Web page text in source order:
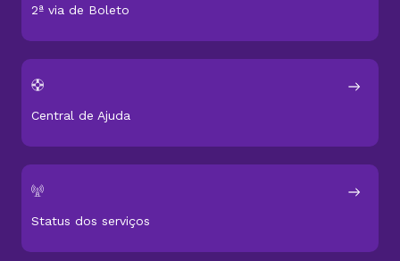
2ª via de Boleto
Central de Ajuda
Status dos serviços